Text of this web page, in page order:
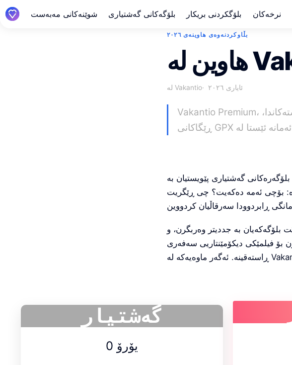
شوێنەکانی مەبەست بلۆگەکانی گەشتیاری بلۆگکردنی بریکار نرخەکان
بڵاوکردنەوەی هاوینەی ٢٠٢٦
لە Vakantio ئایاری ٢٠٢٦
Vakantio Premium، هێڵی کاتی گەشتکردنی ئۆتۆماتیکی، ڤیدیۆ لە پۆستەکاندا،
گەشتیاری پێویستیان بە
بۆچی ئەمە دەکەیت؟ چی ڕێگریت
بلۆگەکەیان بە جددیتر وەربگرن، و
بۆ فیلمێکی دیکۆمێنتاریی سەفەری
گەشتیار
0 یۆرۆ